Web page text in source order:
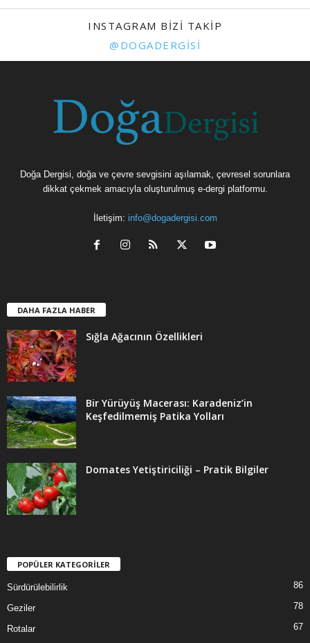
INSTAGRAM BIZI TAKIP
@DOGADERGISI
Doğa Dergisi, doğa ve çevre sevgisini aşılamak, çevresel sorunlara
dikkat çekmek amacıyla oluşturulmuş e-dergi platformu.
İletişim: info@dogadergisi.com
DAHA FAZLA HABER
Sığla Ağacının Özellikleri
Bir Yürüyüş Macerası: Karadeniz’in
Keşfedilmemiş Patika Yolları
Domates Yetiştiriciliği – Pratik Bilgiler
POPÜLER KATEGORİLER
Sürdürülebilirlik 86
Geziler 78
Rotalar
67